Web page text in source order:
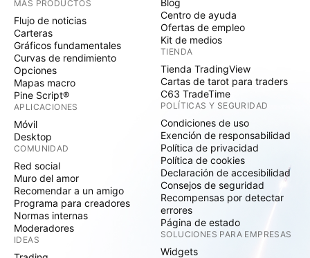
MÁS PRODUCTOS
Flujo de noticias
Carteras
Gráficos fundamentales
Curvas de rendimiento
Opciones
Mapas macro
Pine Script®
APLICACIONES
Móvil
Desktop
COMUNIDAD
Red social
Muro del amor
Recomendar a un amigo
Programa para creadores
Normas internas
Moderadores
IDEAS
Blog
Centro de ayuda
Ofertas de empleo
Kit de medios
TIENDA
Tienda TradingView
Cartas de tarot para traders
C63 TradeTime
POLÍTICAS Y SEGURIDAD
Condiciones de uso
Exención de responsabilidad
Política de privacidad
Política de cookies
Declaración de accesibilidad
Consejos de seguridad
Recompensas por detectar
errores
Página de estado
SOLUCIONES PARA EMPRESAS
Widgets